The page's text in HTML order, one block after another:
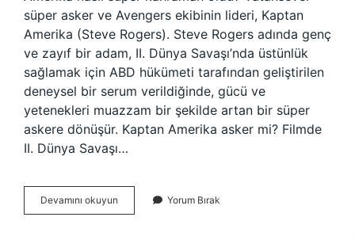
süper asker ve Avengers ekibinin lideri, Kaptan
Amerika (Steve Rogers). Steve Rogers adında genç
ve zayıf bir adam, II. Dünya Savaşı’nda üstünlük
sağlamak için ABD hükümeti tarafından geliştirilen
deneysel bir serum verildiğinde, gücü ve
yetenekleri muazzam bir şekilde artan bir süper
askere dönüşür. Kaptan Amerika asker mi? Filmde
II. Dünya Savaşı…
Devamını okuyun
Amerika
Yorum Bırak